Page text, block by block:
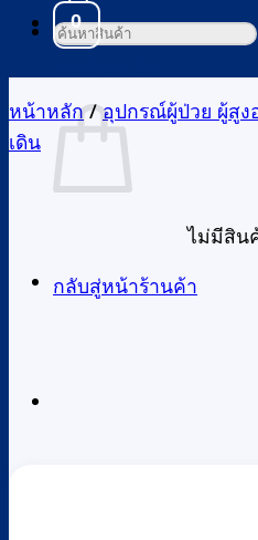
0
ตะกร้าสินค้า
ไม่มีสิน
กลับสู่หน้าร้านค้า
ค้นหา:
หน้าหลัก/อุปกรณ์ผู้ป่วย ผู้สู
เดิน